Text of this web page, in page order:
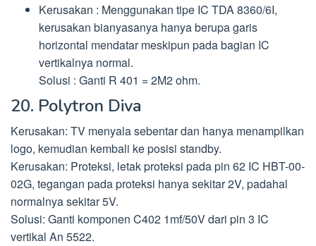
Kerusakan : Menggunakan tipe IC TDA 8360/6I,
kerusakan bianyasanya hanya berupa garis
horizontal mendatar meskipun pada bagian IC
vertikalnya normal.
Solusi : Ganti R 401 = 2M2 ohm.
20. Polytron Diva
Kerusakan: TV menyala sebentar dan hanya menampilkan
logo, kemudian kembali ke posisi standby.
Kerusakan: Proteksi, letak proteksi pada pin 62 IC HBT-00-
02G, tegangan pada proteksi hanya sekitar 2V, padahal
normalnya sekitar 5V.
Solusi: Ganti komponen C402 1mf/50V dari pin 3 IC
vertikal An 5522.